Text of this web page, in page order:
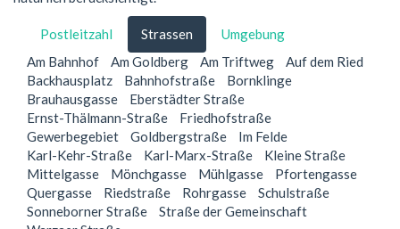
Postleitzahl Strassen
Umgebung
Am Bahnhof
Am Goldberg Am Triftweg
Auf dem Ried
Backhausplatz
Bahnhofstraße
Bornklinge
Brauhausgasse
Eberstädter Straße
Ernst-Thälmann-Straße
Friedhofstraße
Gewerbegebiet
Goldbergstraße
Im Felde
Karl-Kehr-Straße
Karl-Marx-Straße
Kleine Straße
Mittelgasse
Mönchgasse Mühlgasse
Pfortengasse
Quergasse
Riedstraße Rohrgasse
Schulstraße
Sonneborner Straße
Straße der Gemeinschaft